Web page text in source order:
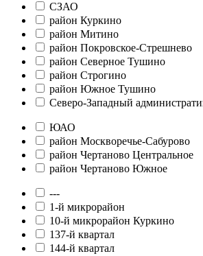
СЗАО
район Куркино
район Митино
район Покровское-Стрешнево
район Северное Тушино
район Строгино
район Южное Тушино
Северо-Западный
ЮАО
район Москворечье-Сабурово
район Чертаново Центральное
район Чертаново Южное
---
1-й микрорайон
10-й микрорайон Куркино
137-й квартал
144-й квартал